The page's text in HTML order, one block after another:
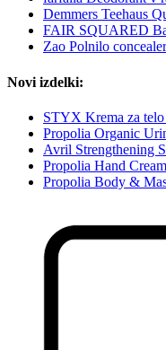
Demmers Teehaus
FAIR SQUARED
Zao Polnilo concealer
Novi izdelki:
STYX Krema za
Propolia Organic
Avril Strengthening
Propolia Hand Cream
Propolia Body &